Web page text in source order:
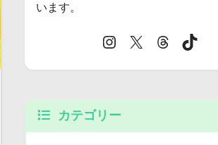
います。
カテゴリー